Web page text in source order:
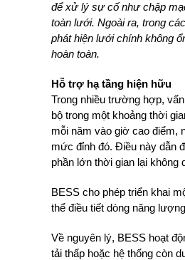
để xử lý sự cố như chập
toàn lưới. Ngoài ra, trong
phát hiện lưới chính không
hoàn toàn.
Hỗ trợ hạ tầng hiện hữu
Trong nhiều trường hợp,
bộ trong một khoảng thời
mỗi năm vào giờ cao điểm,
mức đỉnh đó. Điều này dẫn
phần lớn thời gian lại không
BESS cho phép triển khai
thể điều tiết dòng năng
Về nguyên lý, BESS hoạt
tải thấp hoặc hệ thống còn